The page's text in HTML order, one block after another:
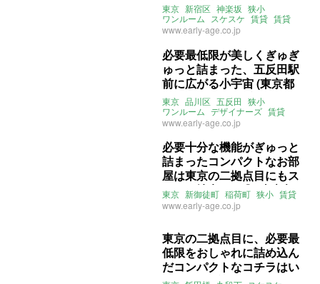
東京 新宿区 神楽坂 狭小
ワンルーム
スケスケ 賃貸 賃貸
www.early-age.co.jp
必要最低限が美しくぎゅぎ
ゅっと詰まった、五反田駅
前に広がる小宇宙 (東京都
品川区15㎡の賃貸物件)
東京 品川区 五反田 狭小
ワンルーム デザイナーズ 賃貸
www.early-age.co.jp
必要十分な機能がぎゅっと
詰まったコンパクトなお部
屋は東京の二拠点目にもス
タート地点にも◎ (東京都
台東区8㎡の賃貸物件)
東京 新御徒町 稲荷町 狭小 賃貸
www.early-age.co.jp
東京の二拠点目に、必要最
低限をおしゃれに詰め込ん
だコンパクトなコチラはい
かが？ (東京都千代田区7㎡